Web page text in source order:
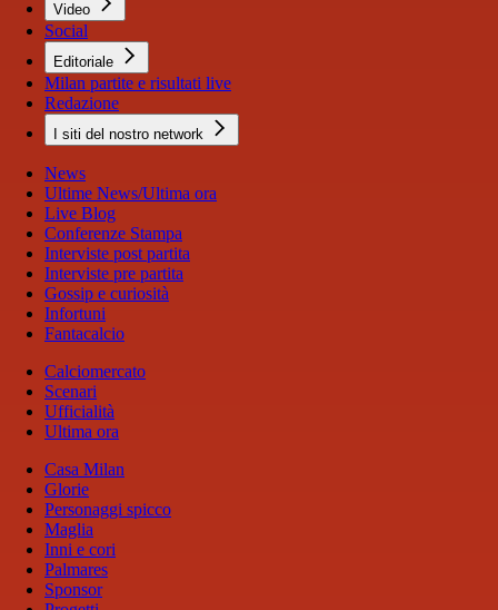
Video
Social
Editoriale
Milan partite e risultati live
Redazione
I siti del nostro network
News
Ultime News/Ultima ora
Live Blog
Conferenze Stampa
Interviste post partita
Interviste pre partita
Gossip e curiosità
Infortuni
Fantacalcio
Calciomercato
Scenari
Ufficialità
Ultima ora
Casa Milan
Glorie
Personaggi spicco
Maglia
Inni e cori
Palmares
Sponsor